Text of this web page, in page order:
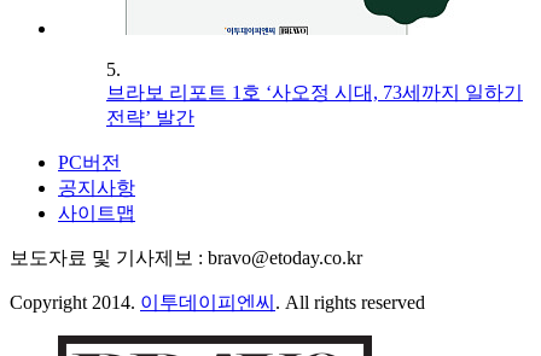
5.
브라보 리포트 1호 ‘사오정 시대, 73세까지 일하기
전략’ 발간
PC버전
공지사항
사이트맵
보도자료 및 기사제보 : bravo@etoday.co.kr
Copyright 2014. 이투데이피엔씨 . All rights reserved